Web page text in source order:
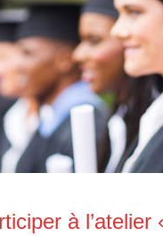
à